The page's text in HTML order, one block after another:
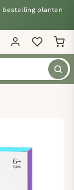
bestelling planten